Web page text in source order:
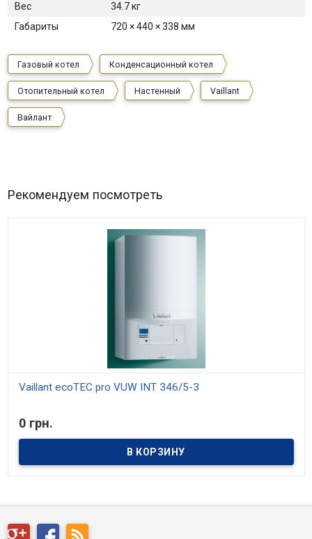
Вес
34.7 кг
Габариты
720 × 440 × 338 мм
Газовый котел Конденсационный котел
Отопительный котел Настенный Vaillant
Вайлант
Рекомендуем посмотреть
Vaillant ecoTEC pro VUW INT 346/5-3
0 грн.